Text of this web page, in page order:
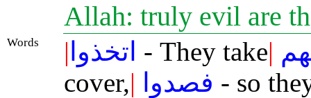
Allah: truly evil are
Words | اتخذوا - They take|
cover,| فصدوا - so